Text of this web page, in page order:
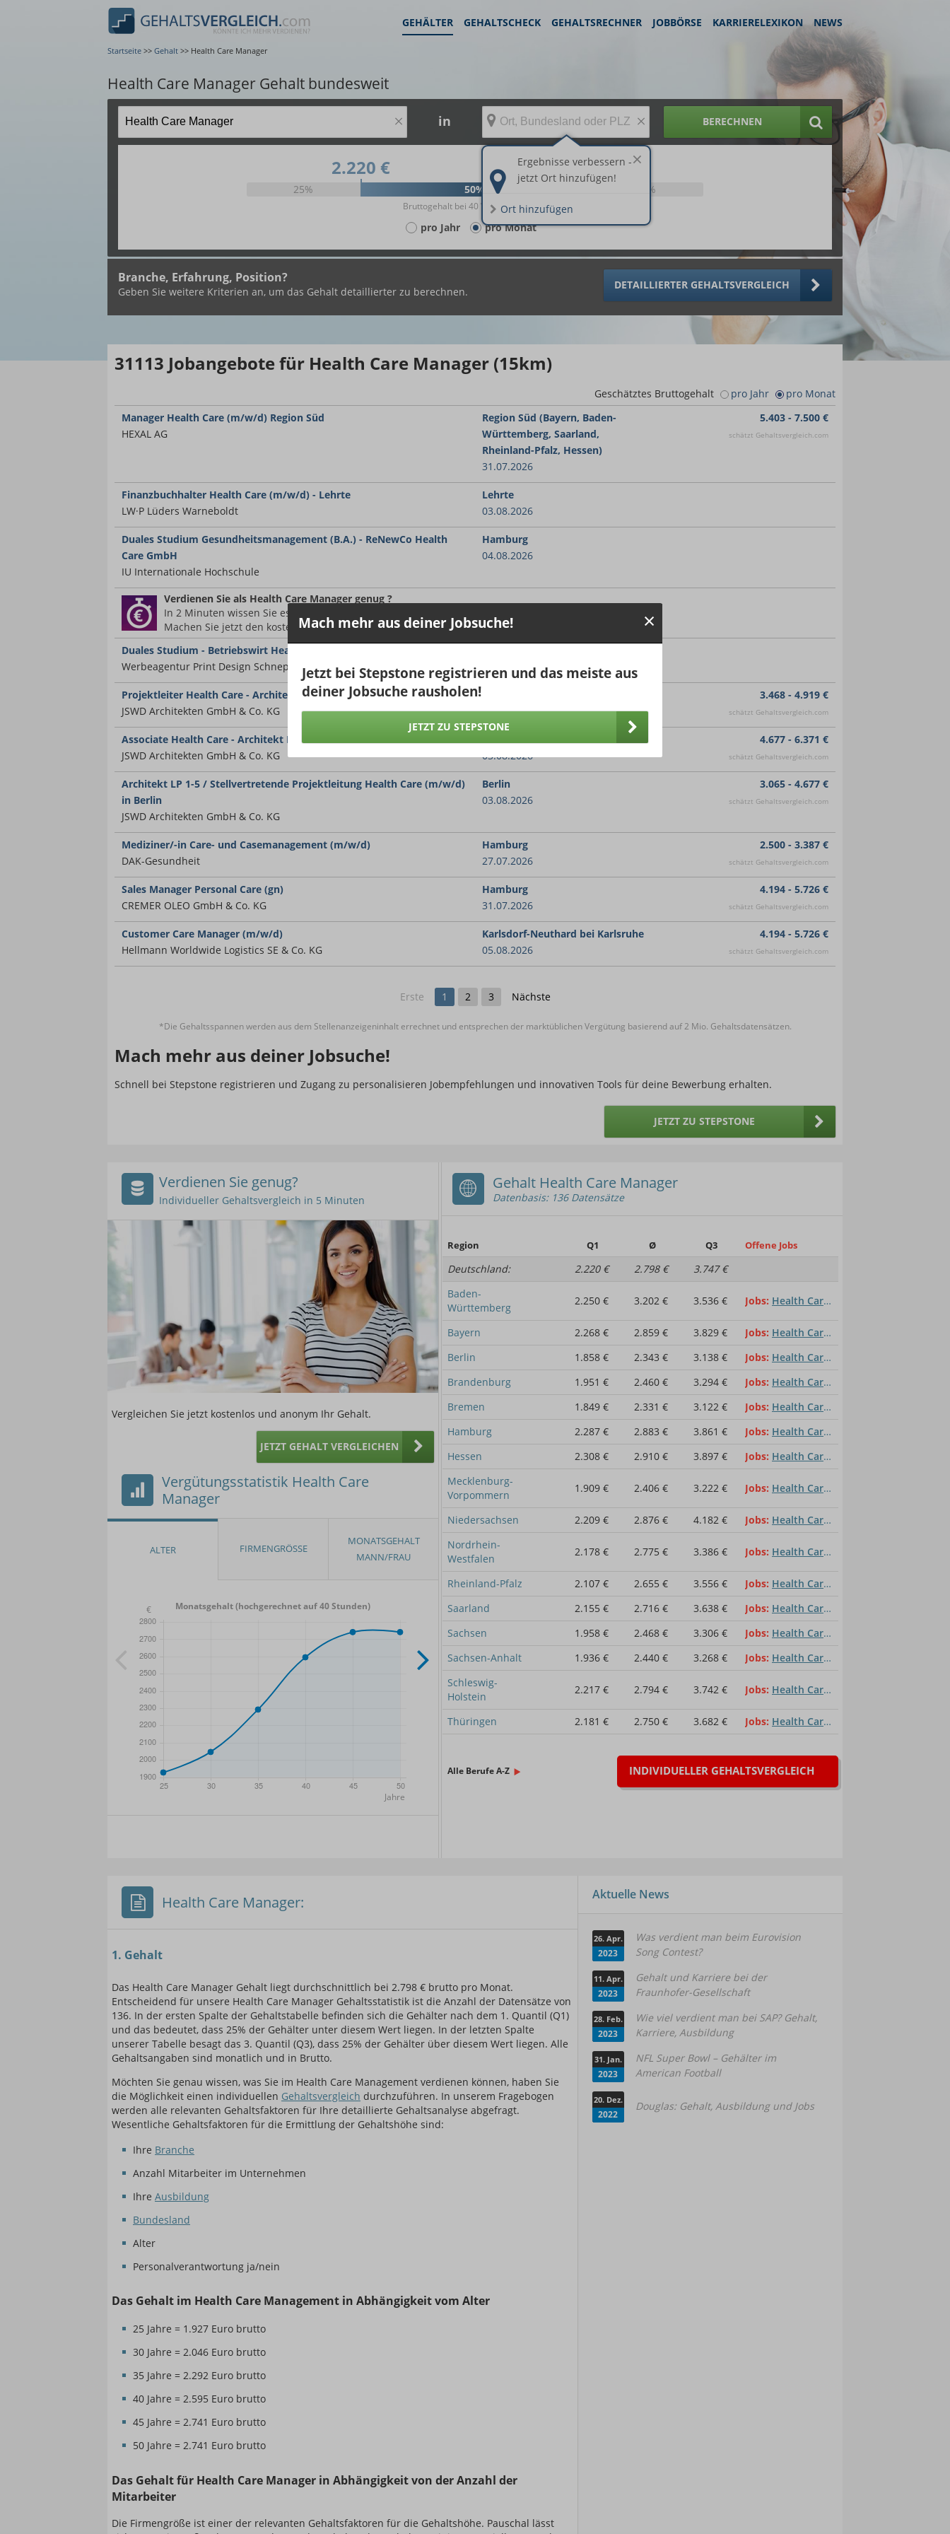
GEHÄLTER GEHALTSCHECK GEHALTSRECHNER JOBBÖRSE KARRIERELEXIKON NEWS
Startseite >> Gehalt >> Health Care Manager
Health Care Manager Gehalt bundesweit
× in
Ergebnisse verbessern -
jetzt Ort hinzufügen!
Ort hinzufügen
× BERECHNEN
2.220 € 3.747 €
25% 50% 25%
Bruttogehalt bei 40 Wochenstunden.
pro Jahr pro Monat
Branche, Erfahrung, Position?
Geben Sie weitere Kriterien an, um das Gehalt detaillierter zu berechnen.
DETAILLIERTER GEHALTSVERGLEICH
31113 Jobangebotefür Health Care Manager (15km)
Geschätztes Bruttogehalt pro Jahr
pro Monat
Manager Health Care (m/w/d) Region Süd
HEXAL AG
Region Süd (Bayern, Baden-
Württemberg, Saarland,
Rheinland-Pfalz, Hessen)
31.07.2026
5.403 - 7.500 €
schätzt Gehaltsvergleich.com
Finanzbuchhalter Health Care (m/w/d) - Lehrte
LW·P Lüders Warneboldt
Lehrte
03.08.2026
Duales Studium Gesundheitsmanagement (B.A.) - ReNewCo Health
Care GmbH
IU Internationale Hochschule
Hamburg
04.08.2026
Verdienen Sie als Health Care Manager genug ?
In 2 Minuten wissen Sie es.
Machen Sie jetzt den kostenlosen GehaltsCheck.
Duales Studium - Betriebswirt Health Care Management (m/w/d)
Werbeagentur Print Design Schnepf GmbH & Co.KG
Projektleiter Health Care - Architekt LP 1-5 (m/w/d) in Berlin
JSWD Architekten GmbH & Co. KG
03.08.2026
3.468 - 4.919 €
schätzt Gehaltsvergleich.com
Associate Health Care - Architekt LP 1-5 (m/w/d) in Berlin
JSWD Architekten GmbH & Co. KG
03.08.2026
4.677 - 6.371 €
schätzt Gehaltsvergleich.com
Architekt LP 1-5 / Stellvertretende Projektleitung Health Care (m/w/d)
in Berlin
JSWD Architekten GmbH & Co. KG
Berlin
03.08.2026
3.065 - 4.677 €
schätzt Gehaltsvergleich.com
Mediziner/-in Care- und Casemanagement (m/w/d)
DAK-Gesundheit
Hamburg
27.07.2026
2.500 - 3.387 €
schätzt Gehaltsvergleich.com
Sales Manager Personal Care (gn)
CREMER OLEO GmbH & Co. KG
Hamburg
31.07.2026
4.194 - 5.726 €
schätzt Gehaltsvergleich.com
Customer Care Manager (m/w/d)
Hellmann Worldwide Logistics SE & Co. KG
Karlsdorf-Neuthard bei Karlsruhe
05.08.2026
4.194 - 5.726 €
schätzt Gehaltsvergleich.com
Erste 1 2 3 Nächste
*Die Gehaltsspannen werden aus dem Stellenanzeigeninhalt errechnet und entsprechen der marktüblichen Vergütung basierend auf 2 Mio. Gehaltsdatensätzen.
Mach mehr aus deiner Jobsuche!
Schnell bei Stepstone registrieren und Zugang zu personalisieren Jobempfehlungen und innovativen Tools für deine Bewerbung erhalten.
JETZT ZU STEPSTONE
Mach mehr aus deiner Jobsuche!
Jetzt bei Stepstone registrieren und das meiste aus
deiner Jobsuche rausholen!
JETZT ZU STEPSTONE
Gehalt Health Care Manager
Datenbasis: 136 Datensätze
Region Q1 Ø Q3 Offene Jobs
Deutschland: 2.220 € 2.798 €
3.747 €
Baden-
Württemberg
2.250 € 3.202 € 3.536 € Jobs Health Care Manager
Bayern 2.268 € 2.859 € 3.829 € Jobs Health Care Manager
Berlin
1.858 € 2.343 € 3.138 € Jobs Health Care Manager
Brandenburg
1.951 € 2.460 € 3.294 € Jobs Health Care Manager
Bremen
1.849 € 2.331 € 3.122 € Jobs Health Care Manager
Hamburg
2.287 € 2.883 € 3.861 € Jobs Health Care Manager
Hessen
2.308 € 2.910 € 3.897 € Jobs Health Care Manager
Mecklenburg-
Vorpommern
1.909 € 2.406 € 3.222 € Jobs Health Care Manager
Niedersachsen 2.209 € 2.876 € 4.182 € Jobs Health Care Manager
Nordrhein-
Westfalen
2.178 € 2.775 € 3.386 € Jobs Health Care Manager
Rheinland-Pfalz 2.107 € 2.655 € 3.556 € Jobs Health Care Manager
Saarland
2.155 € 2.716 € 3.638 € Jobs Health Care Manager
Sachsen
1.958 € 2.468 € 3.306 € Jobs Health Care Manager
Sachsen-Anhalt
1.936 € 2.440 € 3.268 € Jobs Health Care Manager
Schleswig-
Holstein
2.217 € 2.794 € 3.742 € Jobs Health Care Manager
Thüringen 2.181 € 2.750 € 3.682 € Jobs Health Care Manager
Alle Berufe A-Z INDIVIDUELLER GEHALTSVERGLEICH
Verdienen Sie genug?
Individueller Gehaltsvergleich in 5 Minuten
Vergleichen Sie jetzt kostenlos und anonym Ihr Gehalt.
JETZT GEHALT VERGLEICHEN
Vergütungsstatistik Health Care
Manager
Monatsgehalt (hochgerechnet auf 40 Stunden)
Health Care Manager:
1. Gehalt
Das Health Care Manager Gehalt liegt durchschnittlich bei 2.798 € brutto pro Monat.
Entscheidend für unsere Health Care Manager Gehaltsstatistik ist die Anzahl der Datensätze von
136. In der ersten Spalte der Gehaltstabelle befinden sich die Gehälter nach dem 1. Quantil (Q1)
und das bedeutet, dass 25% der Gehälter unter diesem Wert liegen. In der letzten Spalte
unserer Tabelle besagt das 3. Quantil (Q3), dass 25% der Gehälter über diesem Wert liegen. Alle
Gehaltsangaben sind monatlich und in Brutto.
Möchten Sie genau wissen, was Sie im Health Care Management verdienen können, haben Sie
die Möglichkeit einen individuellen Gehaltsvergleich durchzuführen. In unserem Fragebogen
werden alle relevanten Gehaltsfaktoren für Ihre detaillierte Gehaltsanalyse abgefragt.
Wesentliche Gehaltsfaktoren für die Ermittlung der Gehaltshöhe sind:
Ihre Branche
Anzahl Mitarbeiter im Unternehmen
Ihre Ausbildung
Bundesland
Alter
Personalverantwortung ja/nein
Das Gehalt im Health Care Management in Abhängigkeit vom Alter
25 Jahre = 1.927 Euro brutto
30 Jahre = 2.046 Euro brutto
35 Jahre = 2.292 Euro brutto
40 Jahre = 2.595 Euro brutto
45 Jahre = 2.741 Euro brutto
50 Jahre = 2.741 Euro brutto
Das Gehalt für Health Care Manager in Abhängigkeit von der Anzahl der
Mitarbeiter
Die Firmengröße ist einer der relevanten Gehaltsfaktoren für die Gehaltshöhe. Pauschal lässt
Aktuelle News
26. Apr.
2023
Was verdient man beim Eurovision
Song Contest?
11. Apr.
2023
Gehalt und Karriere bei der
Fraunhofer-Gesellschaft
28. Feb.
2023
Wie viel verdient man bei SAP? Gehalt,
Karriere, Ausbildung
31. Jan.
2023
NFL Super Bowl – Gehälter im
American Football
20. Dez.
2022
Douglas: Gehalt, Ausbildung und Jobs